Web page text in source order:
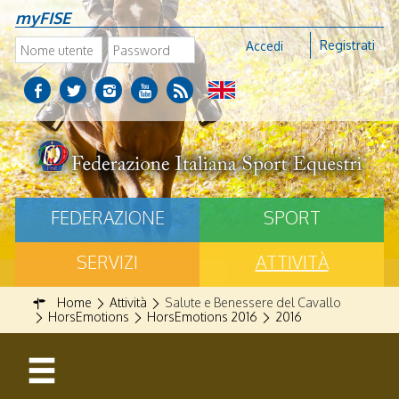
myFISE
Accedi Registrati
FEDERAZIONE
SPORT
SERVIZI
ATTIVITÀ
Home Attività
Salute e Benessere del Cavallo
HorsEmotions
HorsEmotions 2016 2016